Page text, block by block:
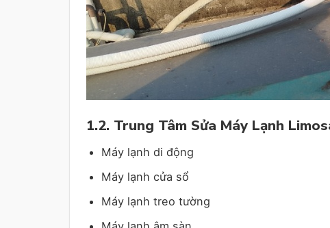
1.2. Trung Tâm Sửa Máy Lạnh
Máy lạnh di động
Máy lạnh cửa sổ
Máy lạnh treo tường